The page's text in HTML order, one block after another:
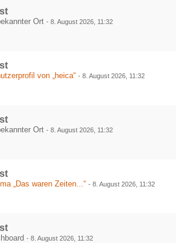
Ort-8. August 2026, 11:32
von „heica“ -8. August 2026, 11:32
Ort-8. August 2026, 11:32
„Das waren Zeiten...“ -8. August 2026, 11:32
-8. August 2026, 11:32